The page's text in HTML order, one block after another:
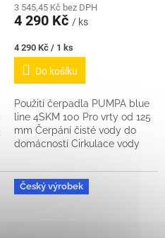
3 545,45 Kč bez DPH
4 290 Kč / ks
Měrná
cena:
4 290 Kč / 1 ks
Do košíku
Použití čerpadla PUMPA blue
line 4SKM 100 Pro vrty od 125
mm Čerpání čisté vody do
domácností Cirkulace vody
deštovou vodou Napájení
tlakových...
Český výrobek